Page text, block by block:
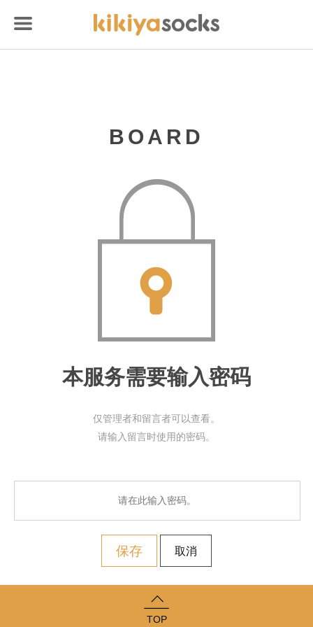
BOARD
本服务需要输入密码
仅管理者和留言者可以查看。
请输入留言时使用的密码。
保存 取消
TOP